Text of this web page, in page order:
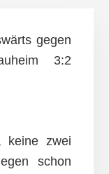
gegen
3:2
keine zwei
schon